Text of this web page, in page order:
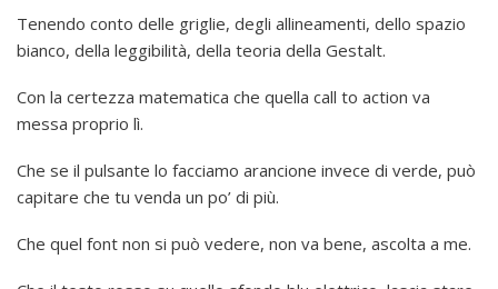
Tenendo conto delle griglie, degli allineamenti, dello spazio
bianco, della leggibilità, della teoria della Gestalt.
Con la certezza matematica che quella call to action va
messa proprio lì.
Che se il pulsante lo facciamo arancione invece di verde, può
capitare che tu venda un po’ di più.
Che quel font non si può vedere, non va bene, ascolta a me.